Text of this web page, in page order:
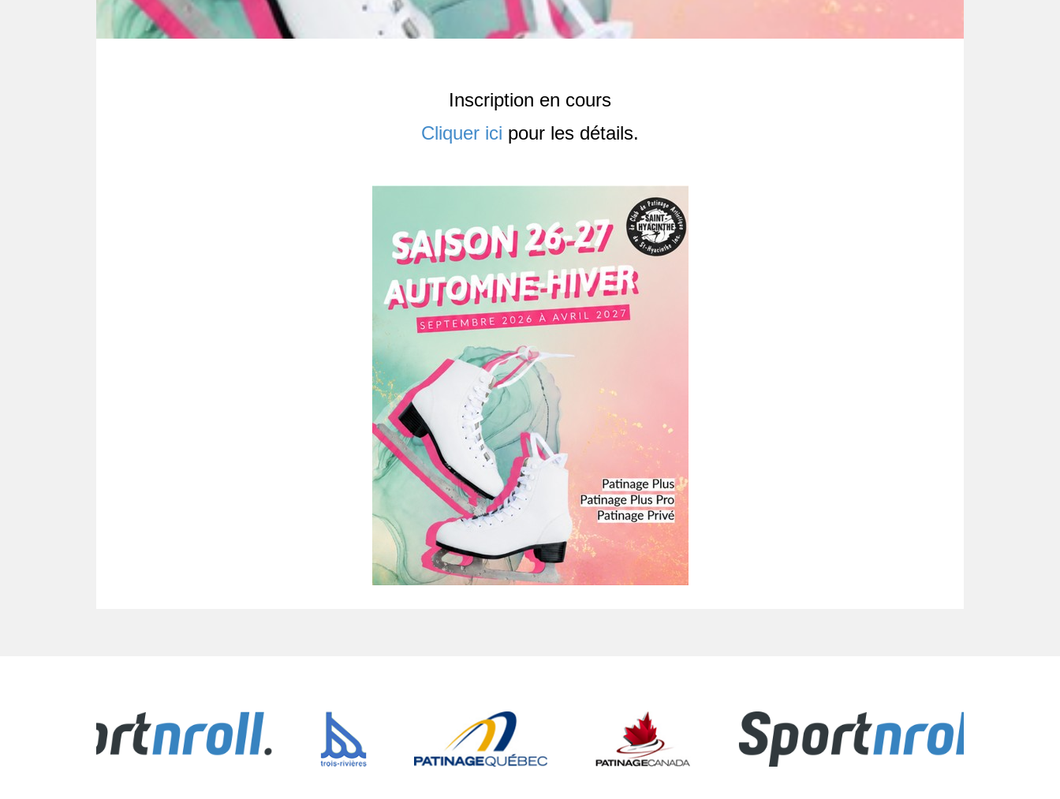
Inscription en cours
Cliquer ici pour les détails.